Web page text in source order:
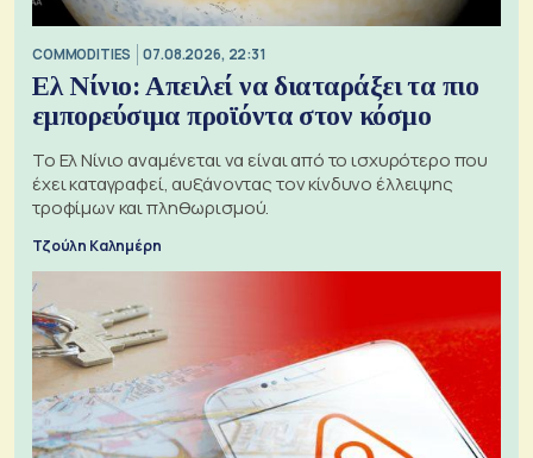
COMMODITIES 07.08.2026, 22:31
Ελ Νίνιο: Απειλεί να διαταράξει τα πιο
εμπορεύσιμα προϊόντα στον κόσμο
Το Ελ Νίνιο αναμένεται να είναι από το ισχυρότερο που
έχει καταγραφεί, αυξάνοντας τον κίνδυνο έλλειψης
τροφίμων και πληθωρισμού.
Τζούλη Καλημέρη